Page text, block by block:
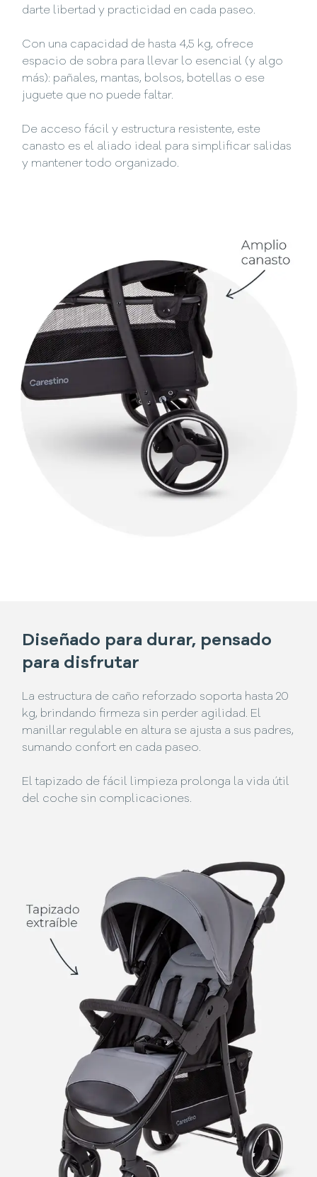
darte libertad y practicidad en cada paseo.
Con una capacidad de hasta 4,5 kg, ofrece
espacio de sobra para llevar lo esencial (y algo
más): pañales, mantas, bolsos, botellas o ese
juguete que no puede faltar.
De acceso fácil y estructura resistente, este
canasto es el aliado ideal para simplificar salidas
y mantener todo organizado.
Diseñado para durar, pensado
para disfrutar
La estructura de caño reforzado soporta hasta 20
kg, brindando firmeza sin perder agilidad. El
manillar regulable en altura se ajusta a sus padres,
sumando confort en cada paseo.
El tapizado de fácil limpieza prolonga la vida útil
del coche sin complicaciones.